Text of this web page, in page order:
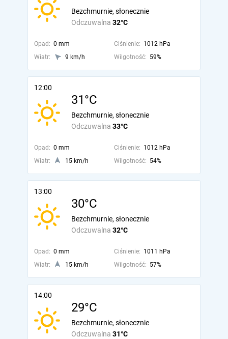
Odczuwalna 32°C
Bezchmurnie, słonecznie
Opad: 0 mm Ciśnienie: 1012 hPa
Wiatr:
9 km/h Wilgotność: 59%
12:00
31°C
Odczuwalna 33°C
Bezchmurnie, słonecznie
Opad: 0 mm Ciśnienie: 1012 hPa
Wiatr:
15 km/h Wilgotność: 54%
13:00
30°C
Odczuwalna 32°C
Bezchmurnie, słonecznie
Opad: 0 mm Ciśnienie: 1011 hPa
Wiatr:
15 km/h Wilgotność: 57%
14:00
29°C
Odczuwalna 31°C
Bezchmurnie, słonecznie